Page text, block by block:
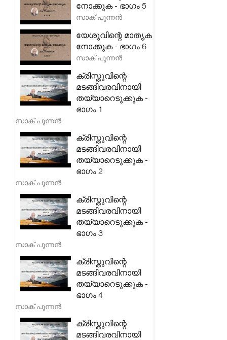
നോക്കുക - ഭാഗം 5
സാക് പുന്നൻ
യേശുവിന്റെ മാതൃക
നോക്കുക - ഭാഗം 6
സാക് പുന്നൻ
ക്രിസ്തുവിന്റെ
മടങ്ങിവരവിനായി
തയ്യാറെടുക്കുക -
ഭാഗം 1
സാക് പുന്നൻ
ക്രിസ്തുവിന്റെ
മടങ്ങിവരവിനായി
തയ്യാറെടുക്കുക -
ഭാഗം 2
സാക് പുന്നൻ
ക്രിസ്തുവിന്റെ
മടങ്ങിവരവിനായി
തയ്യാറെടുക്കുക -
ഭാഗം 3
സാക് പുന്നൻ
ക്രിസ്തുവിന്റെ
മടങ്ങിവരവിനായി
തയ്യാറെടുക്കുക -
ഭാഗം 4
സാക് പുന്നൻ
ക്രിസ്തുവിന്റെ
മടങ്ങിവരവിനായി